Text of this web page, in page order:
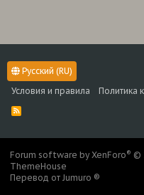
Русский (RU)
Условия и правила
Политика
R
S
Forum software by XenForo® ©
ThemeHouse
Перевод от Jumuro ®